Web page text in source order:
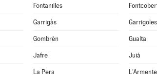
Fontanilles
Garrigàs Garrigoles
Gombrèn Gualta
Jafre Juià
La Pera